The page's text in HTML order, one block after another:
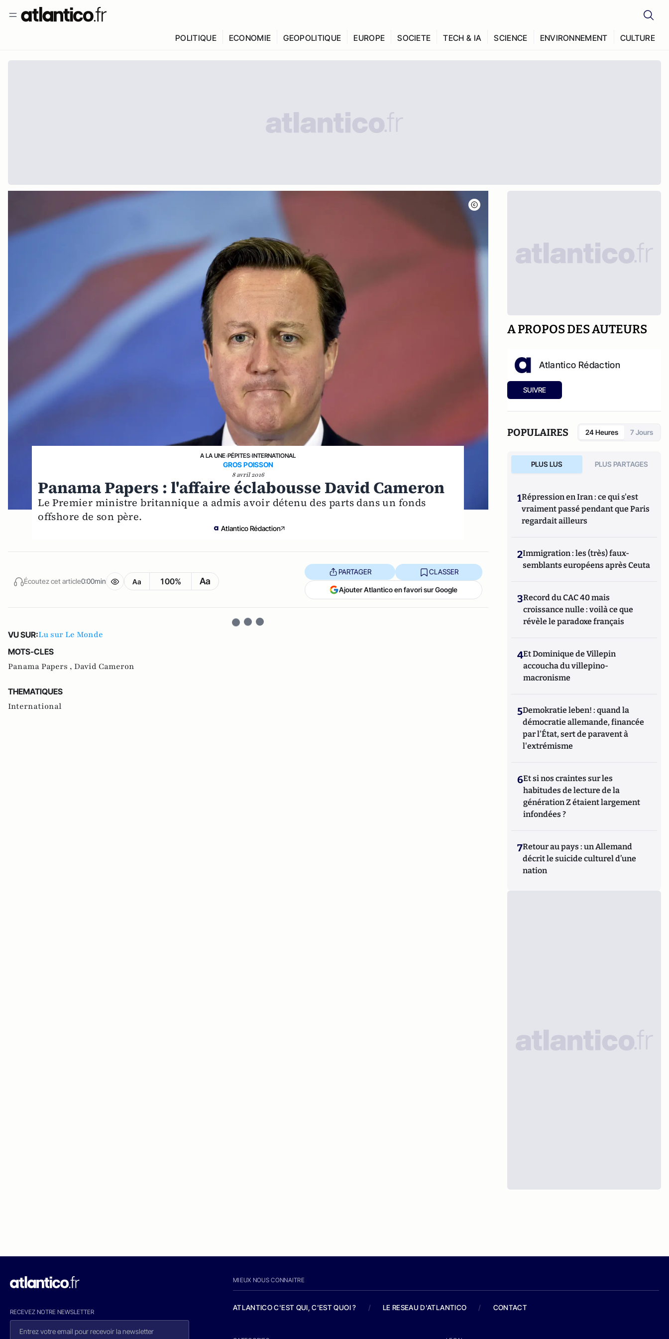
POLITIQUE ECONOMIE GEOPOLITIQUE EUROPE SOCIETE TECH & IA SCIENCE ENVIRONNEMENT CULTURE
A LA UNE›PÉPITES›INTERNATIONAL
GROS POISSON
8 avril 2016
Panama Papers : l'affaire éclabousse David Cameron
Le Premier ministre britannique a admis avoir détenu des parts dans un fonds
offshore de son père.
Atlantico Rédaction
Écoutez cet article0:00min Aa 100% Aa
PARTAGER CLASSER
Ajouter Atlantico en favori sur Google
VU SUR:Lu sur Le Monde
MOTS-CLES
Panama Papers , David Cameron
THEMATIQUES
International
A PROPOS DES AUTEURS
Atlantico Rédaction
SUIVRE
POPULAIRES 24 Heures 7 Jours
PLUS LUS PLUS PARTAGES
1Répression en Iran : ce qui s'est
vraiment passé pendant que Paris
regardait ailleurs
2Immigration : les (très) faux-
semblants européens après Ceuta
3Record du CAC 40 mais
croissance nulle : voilà ce que
révèle le paradoxe français
4Et Dominique de Villepin
accoucha du villepino-
macronisme
5Demokratie leben! : quand la
démocratie allemande, financée
par l'État, sert de paravent à
l'extrémisme
6Et si nos craintes sur les
habitudes de lecture de la
génération Z étaient largement
infondées ?
7Retour au pays : un Allemand
décrit le suicide culturel d’une
nation
RECEVEZ NOTRE NEWSLETTER
MIEUX NOUS CONNAITRE
ATLANTICO C'EST QUI, C'EST QUOI ? / LE RESEAU D'ATLANTICO / CONTACT